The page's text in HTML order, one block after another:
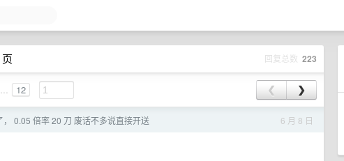
回复总数 223
12 ❮ ❯
6 月 8 日
， 0.05 倍率 20 刀 废话不多说直接开送